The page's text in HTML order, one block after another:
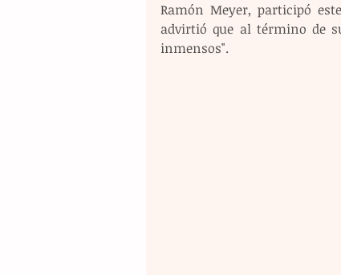
Ramón Meyer, participó
advirtió que al término de
inmensos".